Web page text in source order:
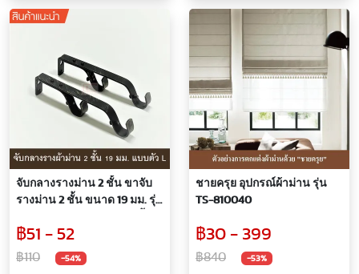
จับกลางรางม่าน 2 ชั้น ขาจับ
รางม่าน 2 ชั้น ขนาด 19 มม. รุ่น
฿51 - 52
฿110 -54%
ชายครุย อุปกรณ์ผ้าม่าน รุ่น
TS-810040
฿30 - 399
฿840 -53%